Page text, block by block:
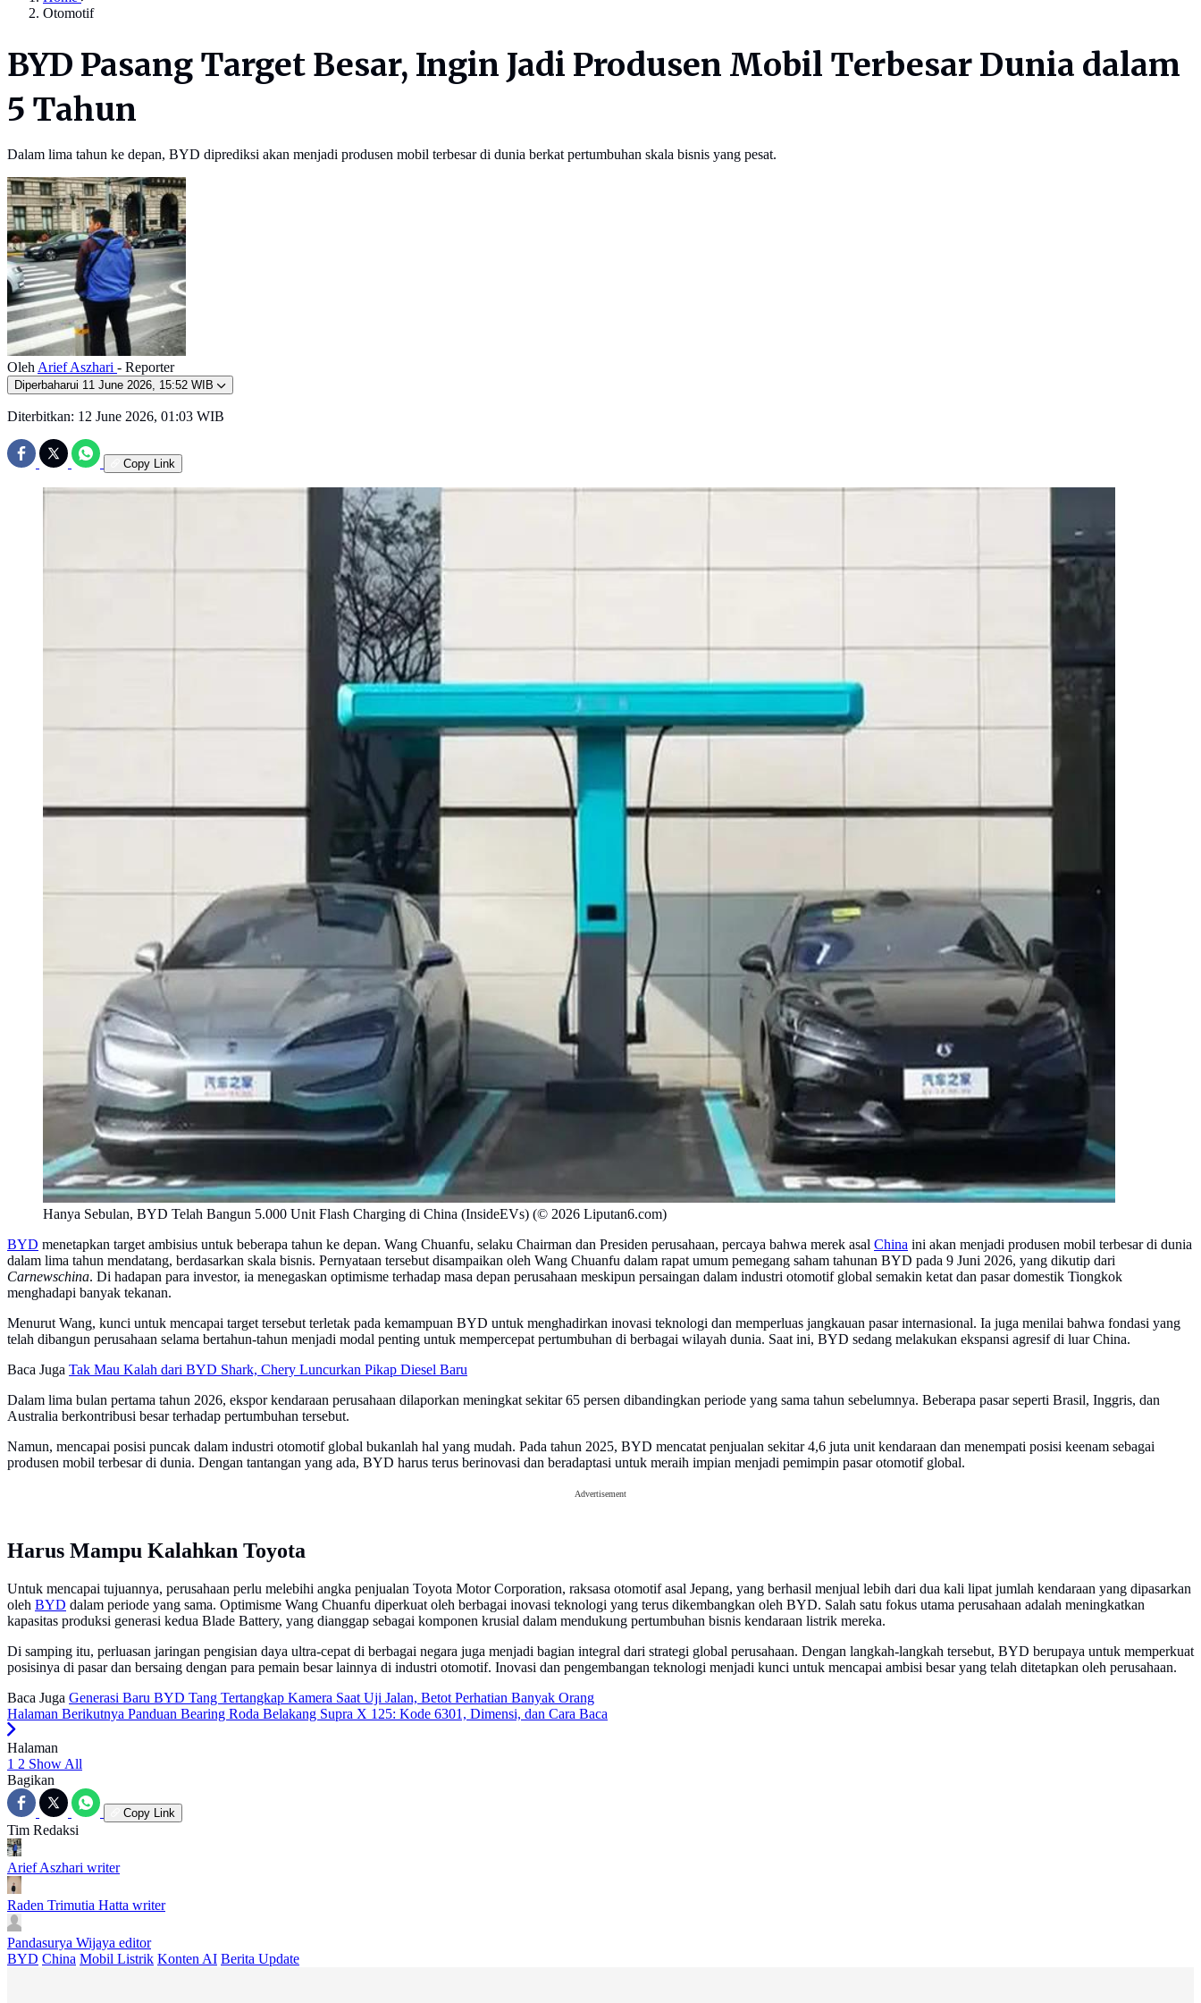
Otomotif
BYD Pasang Target Besar, Ingin Jadi Produsen Mobil Terbesar Dunia dalam
5 Tahun
Dalam lima tahun ke depan, BYD diprediksi akan menjadi produsen mobil terbesar di dunia berkat pertumbuhan skala bisnis yang pesat.
Oleh Arief Aszhari - Reporter
Diperbaharui 11 June 2026, 15:52 WIB
Diterbitkan: 12 June 2026, 01:03 WIB
Copy Link
Hanya Sebulan, BYD Telah Bangun 5.000 Unit Flash Charging di China (InsideEVs) (© 2026 Liputan6.com)
BYD menetapkan target ambisius untuk beberapa tahun ke depan. Wang Chuanfu, selaku Chairman dan Presiden perusahaan, percaya bahwa merek asal China ini akan menjadi produsen mobil terbesar di dunia
dalam lima tahun mendatang, berdasarkan skala bisnis. Pernyataan tersebut disampaikan oleh Wang Chuanfu dalam rapat umum pemegang saham tahunan BYD pada 9 Juni 2026, yang dikutip dari
Carnewschina. Di hadapan para investor, ia menegaskan optimisme terhadap masa depan perusahaan meskipun persaingan dalam industri otomotif global semakin ketat dan pasar domestik Tiongkok
menghadapi banyak tekanan.
Menurut Wang, kunci untuk mencapai target tersebut terletak pada kemampuan BYD untuk menghadirkan inovasi teknologi dan memperluas jangkauan pasar internasional. Ia juga menilai bahwa fondasi yang
telah dibangun perusahaan selama bertahun-tahun menjadi modal penting untuk mempercepat pertumbuhan di berbagai wilayah dunia. Saat ini, BYD sedang melakukan ekspansi agresif di luar China.
Baca Juga Tak Mau Kalah dari BYD Shark, Chery Luncurkan Pikap Diesel Baru
Dalam lima bulan pertama tahun 2026, ekspor kendaraan perusahaan dilaporkan meningkat sekitar 65 persen dibandingkan periode yang sama tahun sebelumnya. Beberapa pasar seperti Brasil, Inggris, dan
Australia berkontribusi besar terhadap pertumbuhan tersebut.
Namun, mencapai posisi puncak dalam industri otomotif global bukanlah hal yang mudah. Pada tahun 2025, BYD mencatat penjualan sekitar 4,6 juta unit kendaraan dan menempati posisi keenam sebagai
produsen mobil terbesar di dunia. Dengan tantangan yang ada, BYD harus terus berinovasi dan beradaptasi untuk meraih impian menjadi pemimpin pasar otomotif global.
Advertisement
Harus Mampu Kalahkan Toyota
Untuk mencapai tujuannya, perusahaan perlu melebihi angka penjualan Toyota Motor Corporation, raksasa otomotif asal Jepang, yang berhasil menjual lebih dari dua kali lipat jumlah kendaraan yang dipasarkan
oleh BYD dalam periode yang sama. Optimisme Wang Chuanfu diperkuat oleh berbagai inovasi teknologi yang terus dikembangkan oleh BYD. Salah satu fokus utama perusahaan adalah meningkatkan
kapasitas produksi generasi kedua Blade Battery, yang dianggap sebagai komponen krusial dalam mendukung pertumbuhan bisnis kendaraan listrik mereka.
Di samping itu, perluasan jaringan pengisian daya ultra-cepat di berbagai negara juga menjadi bagian integral dari strategi global perusahaan. Dengan langkah-langkah tersebut, BYD berupaya untuk memperkuat
posisinya di pasar dan bersaing dengan para pemain besar lainnya di industri otomotif. Inovasi dan pengembangan teknologi menjadi kunci untuk mencapai ambisi besar yang telah ditetapkan oleh perusahaan.
Baca Juga Generasi Baru BYD Tang Tertangkap Kamera Saat Uji Jalan, Betot Perhatian Banyak Orang
Halaman Berikutnya Panduan Bearing Roda Belakang Supra X 125: Kode 6301, Dimensi, dan Cara Baca
Halaman
1 2 Show All
Bagikan
Copy Link
Tim Redaksi
Arief Aszhari writer
Raden Trimutia Hatta writer
Pandasurya Wijaya editor
BYD China Mobil Listrik Konten AI Berita Update